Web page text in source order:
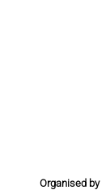
Organised by